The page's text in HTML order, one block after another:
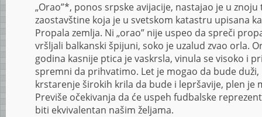
„Orao”*, ponos srpske avijacije, nastajao je u
zaostavštine koja je u svetskom katastru upisana
Propala zemlja. Ni „orao” nije uspeo da spreči
vršljali balkanski špijuni, soko je uzalud zvao orla.
godina kasnije ptica je vaskrsla, vinula se visoko i
spremni da prihvatimo. Let je mogao da bude
krstarenje širokih krila da bude i lepršavije, plen je
Previše očekivanja da će uspeh fudbalske
biti ekvivalentan našim željama.